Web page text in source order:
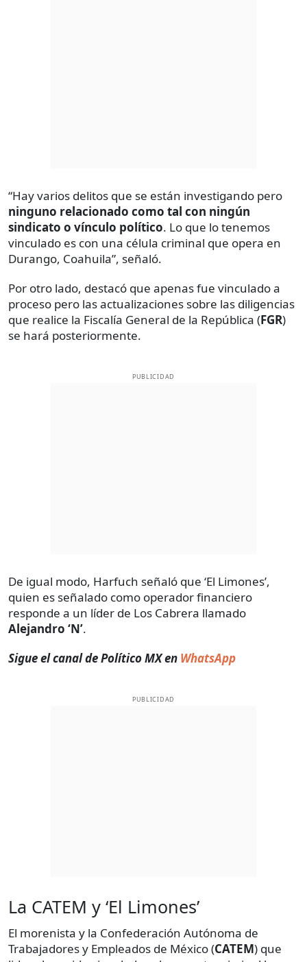
“Hay varios delitos que se están investigando pero
ninguno relacionado como tal con ningún
sindicato o vínculo político. Lo que lo tenemos
vinculado es con una célula criminal que opera en
Durango, Coahuila”, señaló.
Por otro lado, destacó que apenas fue vinculado a
proceso pero las actualizaciones sobre las diligencias
que realice la Fiscalía General de la República (FGR)
se hará posteriormente.
PUBLICIDAD
De igual modo, Harfuch señaló que ‘El Limones’,
quien es señalado como operador financiero
responde a un líder de Los Cabrera llamado
Alejandro ‘N’.
Sigue el canal de Político MX en WhatsApp
PUBLICIDAD
La CATEM y ‘El Limones’
El morenista y la Confederación Autónoma de
Trabajadores y Empleados de México (CATEM) que